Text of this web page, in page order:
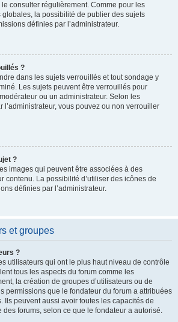
consulter régulièrement. Comme pour les
la possibilité de publier des sujets
définies par l’administrateur.
?
dans les sujets verrouillés et tout sondage y
Les sujets peuvent être verrouillés pour
ou un administrateur. Selon les
l’administrateur, vous pouvez ou non verrouiller
?
images qui peuvent être associées à des
contenu. La possibilité d’utiliser des icônes de
définies par l’administrateur.
et groupes
?
utilisateurs qui ont le plus haut niveau de contrôle
tous les aspects du forum comme les
la création de groupes d’utilisateurs ou de
permissions que le fondateur du forum a attribuées
Ils peuvent aussi avoir toutes les capacités de
des forums, selon ce que le fondateur a autorisé.